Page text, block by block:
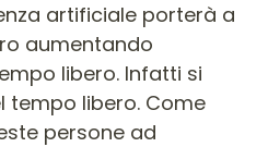
artificiale porterà a
aumentando
libero. Infatti si
tempo libero. Come
persone ad